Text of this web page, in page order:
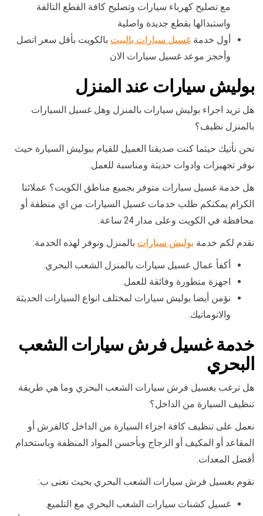
مع تصليح كهرباء سيارات وتصليح كافة القطع التالفة
واستبدالها بقطع جديدة واصلية
أول خدمة غسيل سيارات بالبيت بالكويت بأقل سعر اتصل
وأحجز موعد غسيل سيارات الان
بوليش سيارات عند المنزل
هل تريد اجراء بوليش سيارات بالمنزل وهل غسيل السيارات
بالمنزل نظيف؟
نحن نأتيك حيثما كنت صديقنا العميل للقيام ببوليش السيارة حيث
نوفر تجهيزات وادوات حديثة ومناسبة للعمل.
هل خدمة غسيل سيارات متوفر بجميع مناطق الكويت؟ عملائنا
الكرام يمكنكم طلب خدمات غسيل السيارات من اي منطقة أو
محافظة في الكويت وعلى مدار 24 ساعة.
نقدم لكم خدمة بوليش سيارات بالمنزل ونوفر لهذه الخدمة:
أكفأ عمال غسيل سيارات بالمنزل الشعب البحري.
اجهزة متطورة وفائقة للعمل.
نؤمن أيضا بوليش سيارات لمختلف انواع السيارات الحديثة
والاتوماتيك.
خدمة غسيل فرش سيارات الشعب
البحري
هل ترغب بغسيل فرش سيارات الشعب البحري وما هي طريقة
تنظيف السيارة من الداخل؟
نعمل على تنظيف كافة اجزاء السيارة من الداخل كالفرش أو
المقاعد أو المكيف أو الزجاج وبأحسن المواد المنظفة وباستخدام
أفضل المعدات.
نقوم بغسيل فرش سيارات الشعب البحري بحيث نعنى ب:
غسيل كشنات سيارات الشعب البحري مع التلميع.